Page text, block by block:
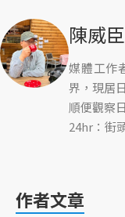
陳威臣
媒體工作
界，現居
順便觀察
24hr：街
作者文章